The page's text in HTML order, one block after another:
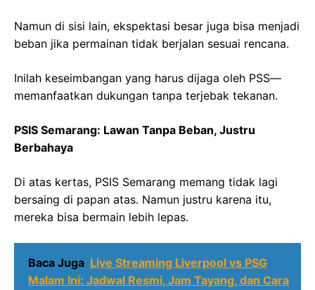
Namun di sisi lain, ekspektasi besar juga bisa menjadi
beban jika permainan tidak berjalan sesuai rencana.
Inilah keseimbangan yang harus dijaga oleh PSS—
memanfaatkan dukungan tanpa terjebak tekanan.
PSIS Semarang: Lawan Tanpa Beban, Justru
Berbahaya
Di atas kertas, PSIS Semarang memang tidak lagi
bersaing di papan atas. Namun justru karena itu,
mereka bisa bermain lebih lepas.
Baca Juga Live Streaming Liverpool vs PSG
Malam Ini: Jadwal Resmi, Jam Tayang, dan Cara